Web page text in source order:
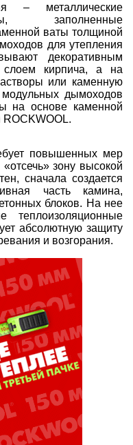
– металлические
заполненные
ваты толщиной
для утепления
декоративным
кирпича, а на
или каменную
модульных дымоходов
на основе каменной
повышенных мер
зону высокой
сначала создается
часть камина,
блоков. На нее
теплоизоляционные
абсолютную защиту
и возгорания.